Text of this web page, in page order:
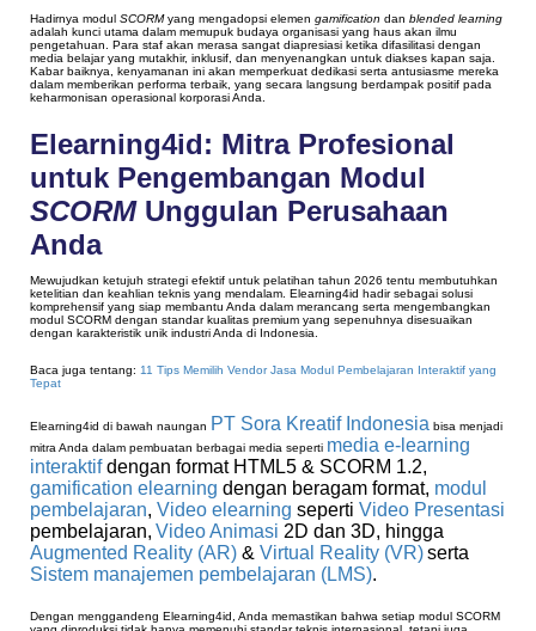
Hadirnya modul SCORMyang mengadopsi elemen gamification dan blended learning
adalah kunci utama dalam memupuk budaya organisasi yang haus akan ilmu
pengetahuan. Para staf akan merasa sangat diapresiasi ketika difasilitasi dengan
media belajar yang mutakhir, inklusif, dan menyenangkan untuk diakses kapan saja.
Kabar baiknya, kenyamanan ini akan memperkuat dedikasi serta antusiasme mereka
dalam memberikan performa terbaik, yang secara langsung berdampak positif pada
keharmonisan operasional korporasi Anda.
Elearning4id: Mitra Profesional
untuk Pengembangan Modul
SCORMUnggulan Perusahaan
Anda
Mewujudkan ketujuh strategi efektif untuk pelatihan tahun 2026 tentu membutuhkan
ketelitian dan keahlian teknis yang mendalam. Elearning4id hadir sebagai solusi
komprehensif yang siap membantu Anda dalam merancang serta mengembangkan
modul SCORM dengan standar kualitas premium yang sepenuhnya disesuaikan
dengan karakteristik unik industri Anda di Indonesia.
Baca juga tentang: 11 Tips Memilih Vendor Jasa Modul Pembelajaran Interaktif yang
Tepat
Elearning4id di bawah naungan PT Sora Kreatif Indonesia bisa menjadi
mitra Anda dalam pembuatan berbagai media seperti media e-learning
interaktifdengan format HTML5 & SCORM 1.2,
gamification elearning dengan beragam format, modul
pembelajaran, Video elearning seperti Video Presentasi
pembelajaran, Video Animasi 2D dan 3D, hingga
Augmented Reality (AR) & Virtual Reality (VR)serta
Sistem manajemen pembelajaran (LMS).
Dengan menggandeng Elearning4id, Anda memastikan bahwa setiap modul SCORM